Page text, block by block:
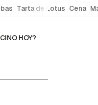
Tarta de Lotus Cena
HOY?